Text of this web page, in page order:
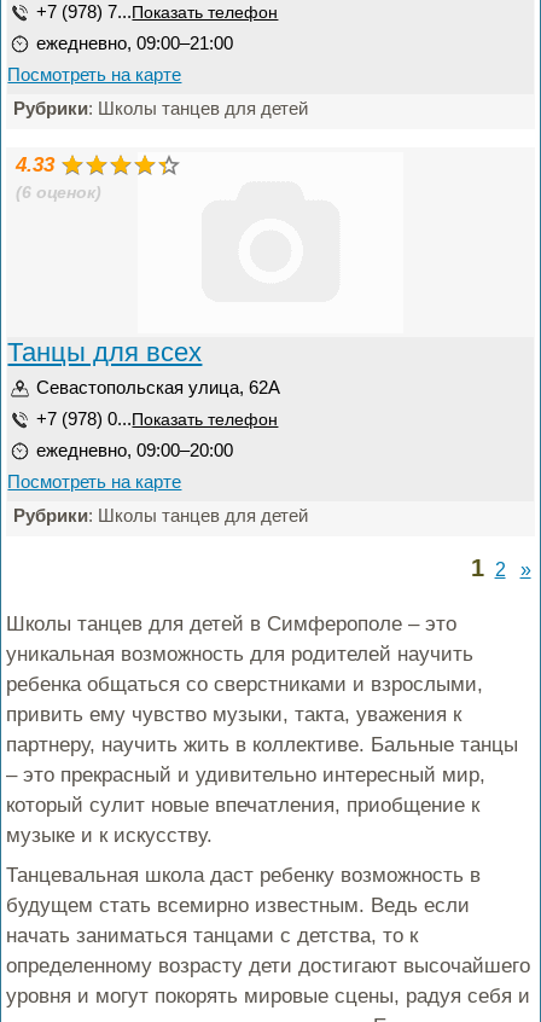
+7 (978) 7... Показать телефон
ежедневно, 09:00–21:00
Посмотреть на карте
Рубрики: Школы танцев для детей
4.33
(6 оценок)
Танцы для всех
Севастопольская улица, 62А
+7 (978) 0... Показать телефон
ежедневно, 09:00–20:00
Посмотреть на карте
Рубрики: Школы танцев для детей
1 2 »
Школы танцев для детей в Симферополе – это
уникальная возможность для родителей научить
ребенка общаться со сверстниками и взрослыми,
привить ему чувство музыки, такта, уважения к
партнеру, научить жить в коллективе. Бальные танцы
– это прекрасный и удивительно интересный мир,
который сулит новые впечатления, приобщение к
музыке и к искусству.
Танцевальная школа даст ребенку возможность в
будущем стать всемирно известным. Ведь если
начать заниматься танцами с детства, то к
определенному возрасту дети достигают высочайшего
уровня и могут покорять мировые сцены, радуя себя и